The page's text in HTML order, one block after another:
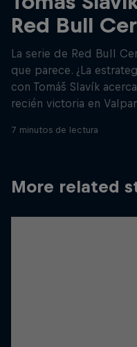
Red Bull
La serie de Red Bull
que parece. ¿La
con Tomáš Slavík
recién victoria en
7 minutos de lectura
More related